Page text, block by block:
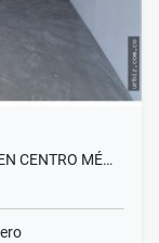
CENTRO MÉ…